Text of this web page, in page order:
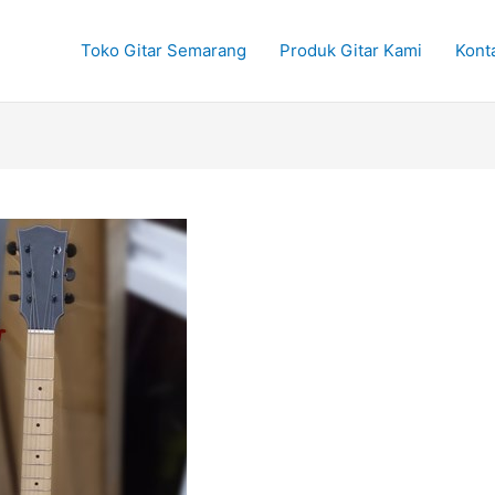
Toko Gitar Semarang Produk Gitar Kami